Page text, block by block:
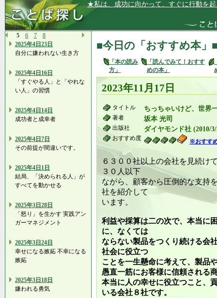
★私は、成功に向かって、すぐに行動を
5 6 7
8
2025年4日23日
自分に嫌われない生き方
2025年4日16日
「すぐやる人」と「やれな
い人」の習慣
2025年4日14日
成功者と成幸者
2025年4日7日
その前提が間違いです。
2025年4日1日
結局、「決められる人」が
すべてを動かせる
2025年3日28日
「怒り」を生かす 実践アン
ガーマネジメント
2025年3日24日
幸せになる嫉妬 不幸になる
嫉妬
2025年3日18日
嫌われる勇気
■今日の「おすすめ本」
「本の読み
方」
「読んでみて！おすす
めの本」
2023年11月17日
タイトル ちっちゃいけど、世界
著者 坂本 光司
出版社 ダイヤモンド社 (2010/
おすすめ度 ※おすす
６３００社以上の会社を見続け
３０人以下
ながら、顧客から圧倒的な支持
社を紹介して
います。
利益や採算は二の次で、本当に
に、なくては
ならない製品をつくり続ける会
社会に役立つ
ことを一生懸命に考えて、製品
愚直一筋にお客様に信頼される
本当に人の幸せに役立つこと、
いる会社８社です。